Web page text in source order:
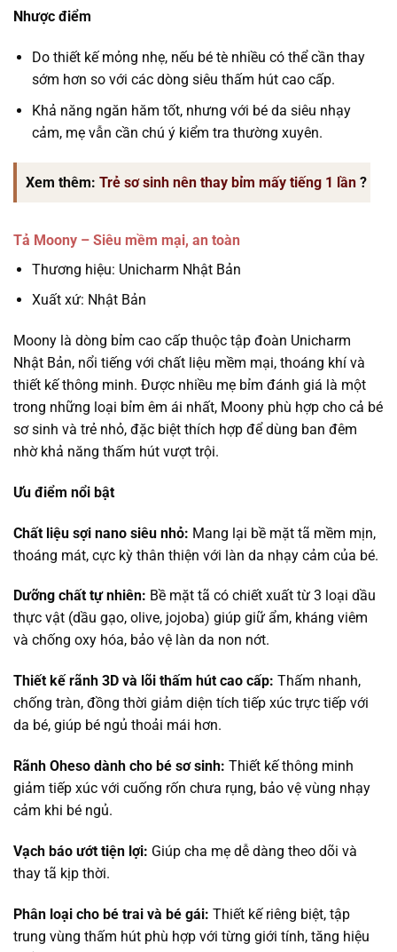
Nhược điểm
Do thiết kế mỏng nhẹ, nếu bé tè nhiều có thể cần thay
sớm hơn so với các dòng siêu thấm hút cao cấp.
Khả năng ngăn hăm tốt, nhưng với bé da siêu nhạy
cảm, mẹ vẫn cần chú ý kiểm tra thường xuyên.
Xem thêm: Trẻ sơ sinh nên thay bỉm mấy tiếng 1 lần ?
Tả Moony – Siêu mềm mại, an toàn
Thương hiệu: Unicharm Nhật Bản
Xuất xứ: Nhật Bản
Moony là dòng bỉm cao cấp thuộc tập đoàn Unicharm
Nhật Bản, nổi tiếng với chất liệu mềm mại, thoáng khí và
thiết kế thông minh. Được nhiều mẹ bỉm đánh giá là một
trong những loại bỉm êm ái nhất, Moony phù hợp cho cả bé
sơ sinh và trẻ nhỏ, đặc biệt thích hợp để dùng ban đêm
nhờ khả năng thấm hút vượt trội.
Ưu điểm nổi bật
Chất liệu sợi nano siêu nhỏ: Mang lại bề mặt tã mềm mịn,
thoáng mát, cực kỳ thân thiện với làn da nhạy cảm của bé.
Dưỡng chất tự nhiên: Bề mặt tã có chiết xuất từ 3 loại dầu
thực vật (dầu gạo, olive, jojoba) giúp giữ ẩm, kháng viêm
và chống oxy hóa, bảo vệ làn da non nớt.
Thiết kế rãnh 3D và lõi thấm hút cao cấp: Thấm nhanh,
chống tràn, đồng thời giảm diện tích tiếp xúc trực tiếp với
da bé, giúp bé ngủ thoải mái hơn.
Rãnh Oheso dành cho bé sơ sinh: Thiết kế thông minh
giảm tiếp xúc với cuống rốn chưa rụng, bảo vệ vùng nhạy
cảm khi bé ngủ.
Vạch báo ướt tiện lợi: Giúp cha mẹ dễ dàng theo dõi và
thay tã kịp thời.
Phân loại cho bé trai và bé gái: Thiết kế riêng biệt, tập
trung vùng thấm hút phù hợp với từng giới tính, tăng hiệu